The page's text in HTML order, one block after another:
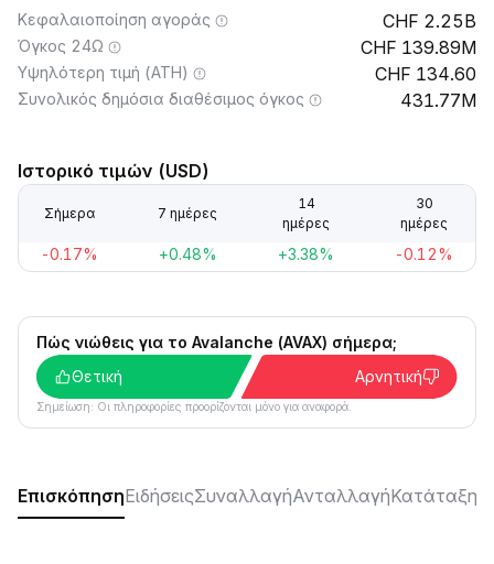
Κεφαλαιοποίηση αγοράς 2.25B
Όγκος 24Ω 139.89M
Υψηλότερη τιμή (ATH) 134.60
Συνολικός δημόσια διαθέσιμος όγκος 431.77M
Ιστορικό τιμών (USD)
Σήμερα 7 ημέρες
14
ημέρες
30
ημέρες
-0.17% +0.48% +3.38% -0.12%
Πώς νιώθεις για το Avalanche (AVAX) σήμερα;
Θετική
Αρνητική
Σημείωση: Οι πληροφορίες προορίζονται μόνο για αναφορά.
ΕπισκόπησηΕιδήσειςΣυναλλαγήΑνταλλαγήΚατάταξη